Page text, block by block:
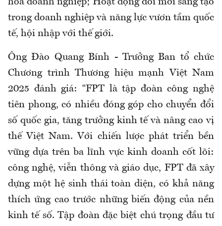
hóa doanh nghiệp; Hoạt động đổi mới sáng tạo
trong doanh nghiệp và năng lực vươn tầm quốc
tế, hội nhập với thế giới.
Ông Đào Quang Bính - Trưởng Ban tổ chức
Chương trình Thương hiệu mạnh Việt Nam
2025 đánh giá: “FPT là tập đoàn công nghệ
tiên phong, có nhiều đóng góp cho chuyển đổi
số quốc gia, tăng trưởng kinh tế và nâng cao vị
thế Việt Nam. Với chiến lược phát triển bền
vững dựa trên ba lĩnh vực kinh doanh cốt lõi:
công nghệ, viễn thông và giáo dục, FPT đã xây
dựng một hệ sinh thái toàn diện, có khả năng
thích ứng cao trước những biến động của nền
kinh tế số. Tập đoàn đặc biệt chú trọng đầu tư